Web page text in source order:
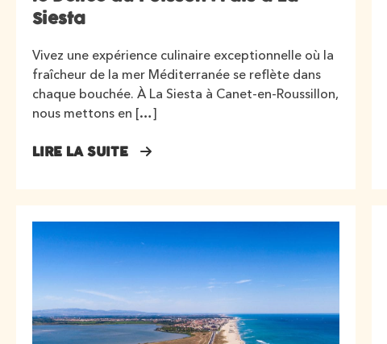
Siesta
Vivez une expérience culinaire exceptionnelle où la
fraîcheur de la mer Méditerranée se reflète dans
chaque bouchée. À La Siesta à Canet-en-Roussillon,
nous mettons en […]
LIRE LA SUITE